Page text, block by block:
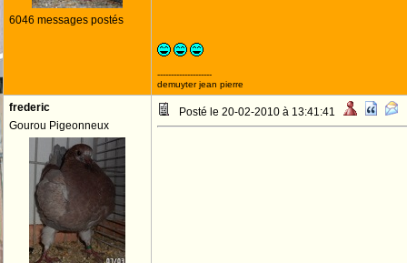
6046 messages postés
--------------------
demuyter jean pierre
frederic
Gourou Pigeonneux
Posté le 20-02-2010 à 13:41:41